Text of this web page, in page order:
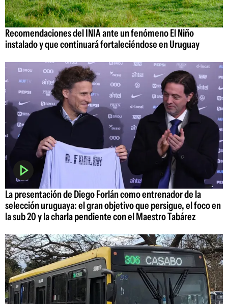
Recomendaciones del INIA ante un fenómeno El Niño
instalado y que continuará fortaleciéndose en Uruguay
La presentación de Diego Forlán como entrenador de la
selección uruguaya: el gran objetivo que persigue, el foco en
la sub 20 y la charla pendiente con el Maestro Tabárez